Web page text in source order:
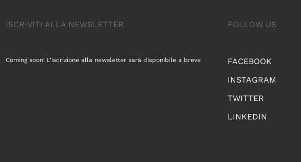
FOLLOW US
FACEBOOK
INSTAGRAM
TWITTER
LINKEDIN
ISCRIVITI ALLA NEWSLETTER
Coming soon! L'iscrizione alla newsletter sarà disponibile a breve